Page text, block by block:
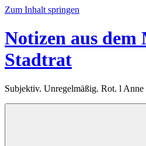
Zum Inhalt springen
Notizen aus dem
Stadtrat
Subjektiv. Unregelmäßig. Rot. l